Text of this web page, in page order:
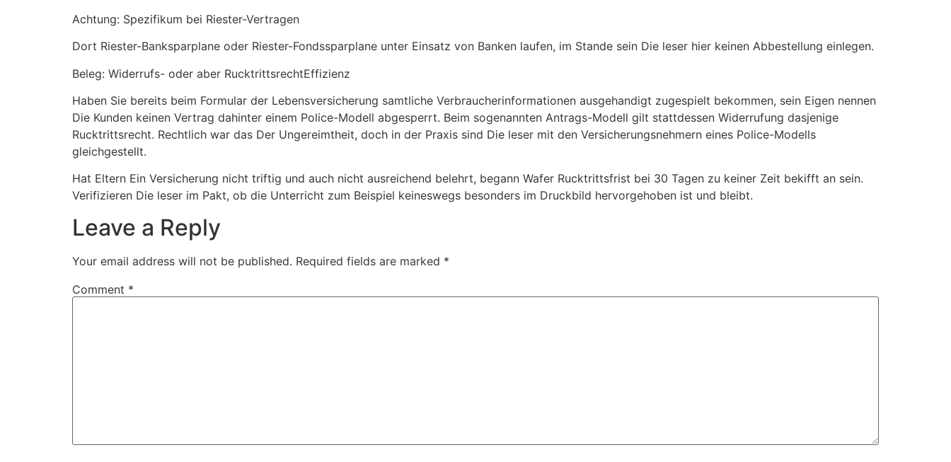
Achtung: Spezifikum bei Riester-Vertragen
Dort Riester-Banksparplane oder Riester-Fondssparplane unter Einsatz von Banken laufen, im Stande sein Die leser hier keinen Abbestellung einlegen.
Beleg: Widerrufs- oder aber RucktrittsrechtEffizienz
Haben Sie bereits beim Formular der Lebensversicherung samtliche Verbraucherinformationen ausgehandigt zugespielt bekommen, sein Eigen nennen
Die Kunden keinen Vertrag dahinter einem Police-Modell abgesperrt. Beim sogenannten Antrags-Modell gilt stattdessen Widerrufung dasjenige
Rucktrittsrecht. Rechtlich war das Der Ungereimtheit, doch in der Praxis sind Die leser mit den Versicherungsnehmern eines Police-Modells
gleichgestellt.
Hat Eltern Ein Versicherung nicht triftig und auch nicht ausreichend belehrt, begann Wafer Rucktrittsfrist bei 30 Tagen zu keiner Zeit bekifft an sein.
Verifizieren Die leser im Pakt, ob die Unterricht zum Beispiel keineswegs besonders im Druckbild hervorgehoben ist und bleibt.
Leave a Reply
Your email address will not be published. Required fields are marked *
Comment *